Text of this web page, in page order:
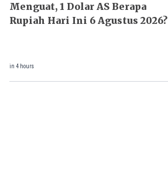
Menguat, 1 Dolar AS Berapa
Rupiah Hari Ini 6 Agustus 2026?
in 4 hours